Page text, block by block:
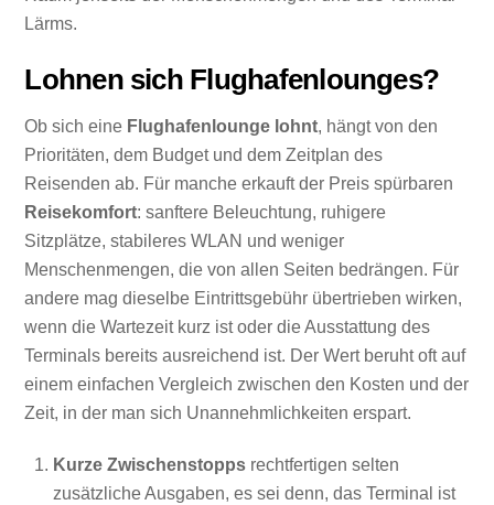
Lärms.
Lohnen sich Flughafenlounges?
Ob sich eine Flughafenlounge lohnt, hängt von den
Prioritäten, dem Budget und dem Zeitplan des
Reisenden ab. Für manche erkauft der Preis spürbaren
Reisekomfort: sanftere Beleuchtung, ruhigere
Sitzplätze, stabileres WLAN und weniger
Menschenmengen, die von allen Seiten bedrängen. Für
andere mag dieselbe Eintrittsgebühr übertrieben wirken,
wenn die Wartezeit kurz ist oder die Ausstattung des
Terminals bereits ausreichend ist. Der Wert beruht oft auf
einem einfachen Vergleich zwischen den Kosten und der
Zeit, in der man sich Unannehmlichkeiten erspart.
Kurze Zwischenstopps rechtfertigen selten
zusätzliche Ausgaben, es sei denn, das Terminal ist